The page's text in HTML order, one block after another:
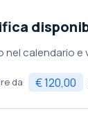
nel calendario e
da € 120,00